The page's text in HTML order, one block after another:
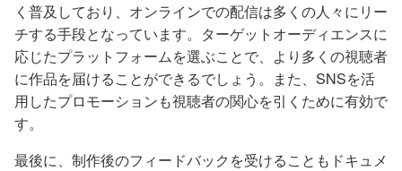
く普及しており、オンラインでの配信は多くの人々にリー
チする手段となっています。ターゲットオーディエンスに
応じたプラットフォームを選ぶことで、より多くの視聴者
に作品を届けることができるでしょう。また、SNSを活
用したプロモーションも視聴者の関心を引くために有効で
す。
最後に、制作後のフィードバックを受けることもドキュメ